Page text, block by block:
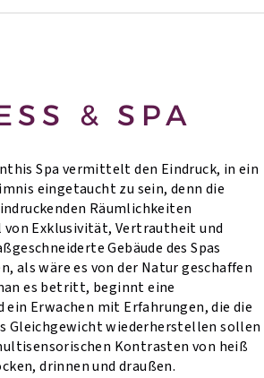
& SPA
Spa vermittelt den Eindruck, in ein
eingetaucht zu sein, denn die
Räumlichkeiten
Exklusivität, Vertrautheit und
Gebäude des Spas
als wäre es von der Natur geschaffen
es betritt, beginnt eine
ein Erwachen mit Erfahrungen, die die
Gleichgewicht wiederherstellen sollen
Kontrasten von heiß
drinnen und draußen.